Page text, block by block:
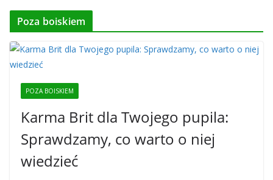
Poza boiskiem
POZA BOISKIEM
Karma Brit dla Twojego pupila:
Sprawdzamy, co warto o niej
wiedzieć